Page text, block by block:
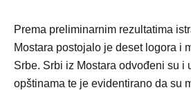
Prema preliminarnim rezultatima
Mostara postojalo je deset logora i
Srbe. Srbi iz Mostara odvođeni su i
opštinama te je evidentirano da su